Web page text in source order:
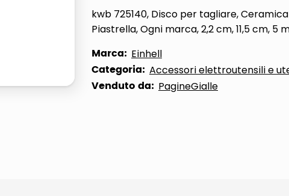
kwb 725140, Disco per tagliare,
Piastrella, Ogni marca, 2,2 cm, 11,5 cm, 5
Marca: Einhell
Categoria: Accessori elettroutensili e
Venduto da: PagineGialle